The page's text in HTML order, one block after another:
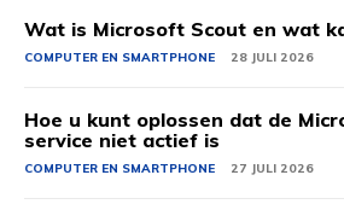
Wat is Microsoft Scout en wat
COMPUTER EN SMARTPHONE 28 JULI 2026
Hoe u kunt oplossen dat de
service niet actief is
COMPUTER EN SMARTPHONE 27 JULI 2026